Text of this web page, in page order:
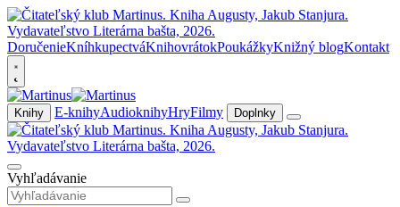
DoručenieKníhkupectváKnihovrátokPoukážkyKnižný blogKontakt
Knihy E-knihyAudioknihyHryFilmy Doplnky
Vyhľadávanie